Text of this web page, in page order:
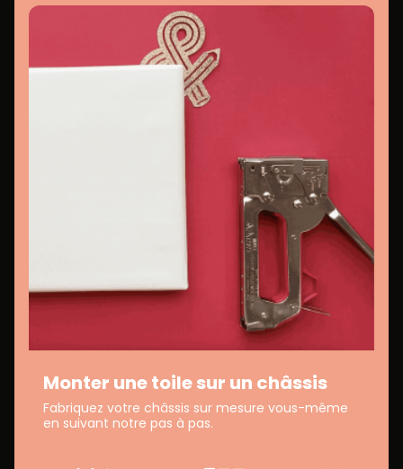
Monter une toile sur un châssis
Fabriquez votre châssis sur mesure vous-même
en suivant notre pas à pas.